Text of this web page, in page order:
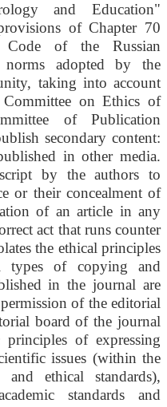
and Education"
of Chapter 70
of the Russian
adopted by the
taking into account
on Ethics of
of Publication
secondary content:
in other media.
by the authors to
or their concealment of
of an article in any
act that runs counter
the ethical principles
types of copying and
in the journal are
of the editorial
board of the journal
principles of expressing
issues (within the
ethical standards),
standards and